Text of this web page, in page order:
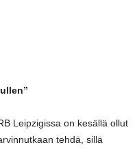
Leipzigissa on kesällä ollut
tehdä, sillä